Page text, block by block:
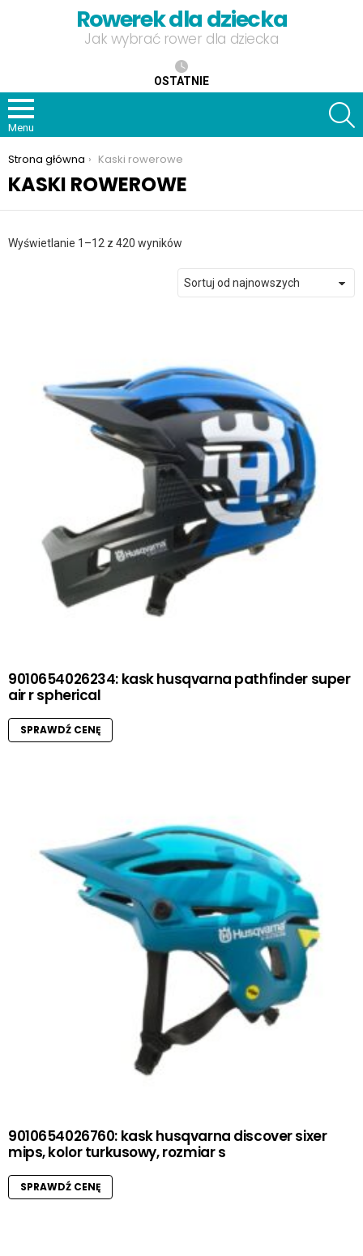
Rowerek dla dziecka
Jak wybrać rower dla dziecka
OSTATNIE
Menu
Jesteś tutaj:
Strona główna Kaski rowerowe
KASKI ROWEROWE
Wyświetlanie 1–12 z 420 wyników
9010654026234: kask husqvarna pathfinder super
air r spherical
SPRAWDŹ CENĘ
9010654026760: kask husqvarna discover sixer
mips, kolor turkusowy, rozmiar s
SPRAWDŹ CENĘ